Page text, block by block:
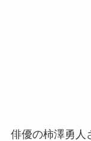
俳優の柿澤勇人